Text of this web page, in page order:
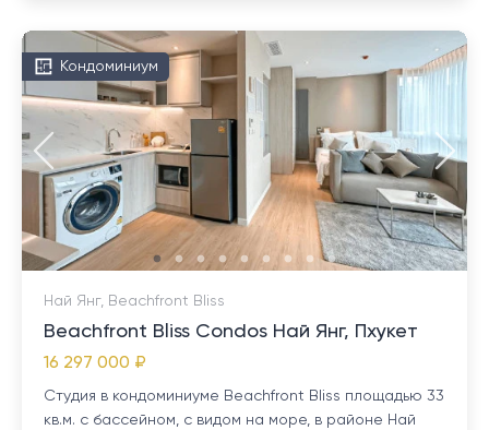
Кондоминиум
Най Янг, Beachfront Bliss
Beachfront Bliss Condos Най Янг, Пхукет
16 297 000 ₽
Студия в кондоминиуме Beachfront Bliss площадью 33
кв.м. с бассейном, с видом на море, в районе Най